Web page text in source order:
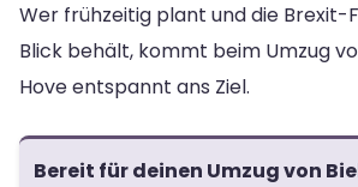
Wer frühzeitig plant und die
Blick behält, kommt beim Umzug
Hove entspannt ans Ziel.
Bereit für deinen Umzug von